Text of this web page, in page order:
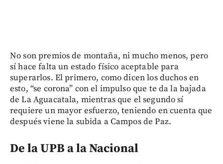
No son premios de montaña, ni mucho menos, pero
sí hace falta un estado físico aceptable para
superarlos. El primero, como dicen los duchos en
esto, “se corona” con el impulso que te da la bajada
de La Aguacatala, mientras que el segundo sí
requiere un mayor esfuerzo, teniendo en cuenta que
después viene la subida a Campos de Paz.
De la UPB a la Nacional